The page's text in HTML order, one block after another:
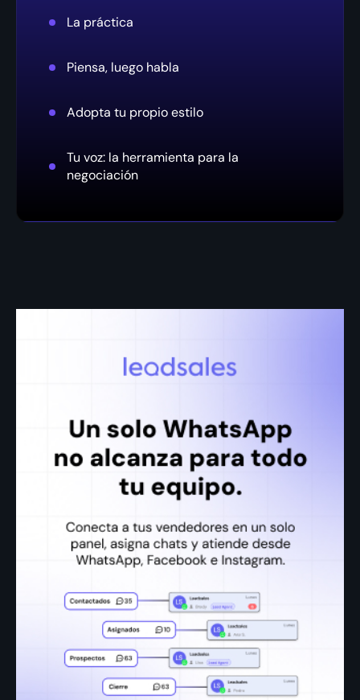
La práctica
Piensa, luego habla
Adopta tu propio estilo
Tu voz: la herramienta para la
negociación